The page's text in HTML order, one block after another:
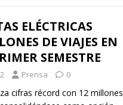
ELÉCTRICAS
DE VIAJES EN
SEMESTRE
Prensa 0
cifras récord con 12 millones